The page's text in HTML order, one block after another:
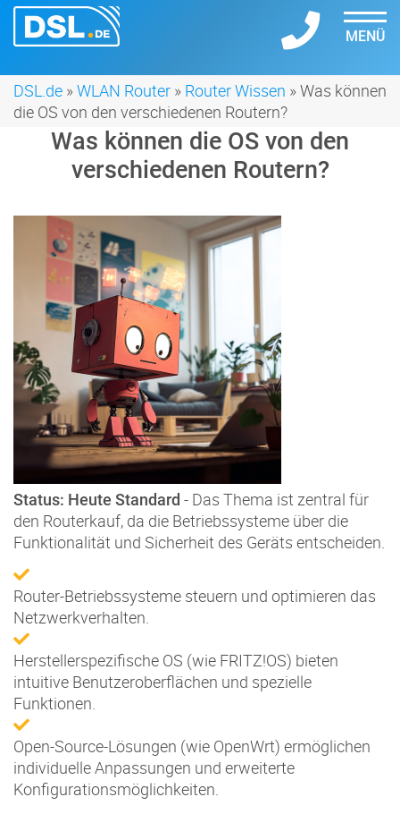
MENÜ
DSL.de »WLAN Router » Router Wissen » Was können
die OS von den verschiedenen Routern?
Was können die OS von den
verschiedenen Routern?
Status: Heute Standard - Das Thema ist zentral für
den Routerkauf, da die Betriebssysteme über die
Funktionalität und Sicherheit des Geräts entscheiden.
Router-Betriebssysteme steuern und optimieren das
Netzwerkverhalten.
Herstellerspezifische OS (wie FRITZ!OS) bieten
intuitive Benutzeroberflächen und spezielle
Funktionen.
Open-Source-Lösungen (wie OpenWrt) ermöglichen
individuelle Anpassungen und erweiterte
Konfigurationsmöglichkeiten.